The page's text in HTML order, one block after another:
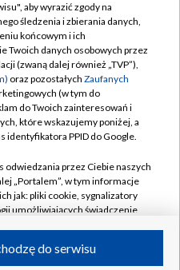
TVP
zgody
aby wyrazić zgody na
śledzenia i zbierania danych,
końcowym i ich
Twoich danych osobowych przez
(zwaną dalej również „TVP”),
oraz pozostałych Zaufanych
(w tym do
do Twoich zainteresowań i
które wskazujemy poniżej, a
identyfikatora PPID do Google.
odwiedzania przez Ciebie naszych
„Portalem”, w tym informacje
jak: pliki cookie, sygnalizatory
umożliwiających świadczenie
do serwisu